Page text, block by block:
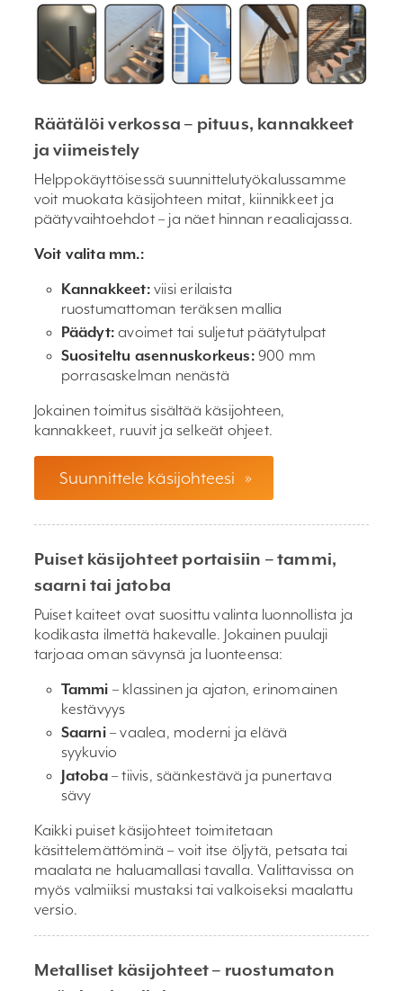
Räätälöi verkossa – pituus, kannakkeet
ja viimeistely
Helppokäyttöisessä suunnittelutyökalussamme
voit muokata käsijohteen mitat, kiinnikkeet ja
päätyvaihtoehdot – ja näet hinnan reaaliajassa.
Voit valita mm.:
Kannakkeet:viisi erilaista
ruostumattoman teräksen mallia
Päädyt: avoimet tai suljetut päätytulpat
Suositeltu asennuskorkeus:900 mm
porrasaskelman nenästä
Jokainen toimitus sisältää käsijohteen,
kannakkeet, ruuvit ja selkeät ohjeet.
Suunnittele käsijohteesi »
Puiset käsijohteet portaisiin – tammi,
saarni tai jatoba
Puiset kaiteet ovat suosittu valinta luonnollista ja
kodikasta ilmettä hakevalle. Jokainen puulaji
tarjoaa oman sävynsä ja luonteensa:
Tammi – klassinen ja ajaton, erinomainen
kestävyys
Saarni– vaalea, moderni ja elävä
syykuvio
Jatoba– tiivis, säänkestävä ja punertava
sävy
Kaikki puiset käsijohteet toimitetaan
käsittelemättöminä – voit itse öljytä, petsata tai
maalata ne haluamallasi tavalla. Valittavissa on
myös valmiiksi mustaksi tai valkoiseksi maalattu
versio.
Metalliset käsijohteet – ruostumaton